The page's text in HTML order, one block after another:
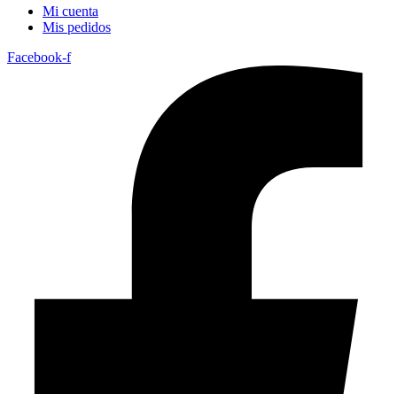
Mi cuenta
Mis pedidos
Facebook-f